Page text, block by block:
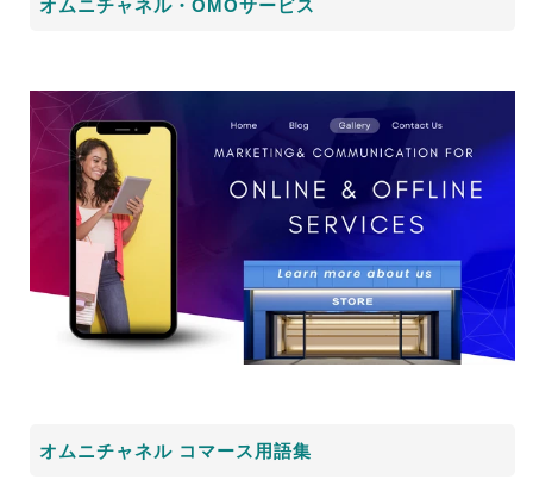
オムニチャネル・OMOサービス
オムニチャネル コマース用語集